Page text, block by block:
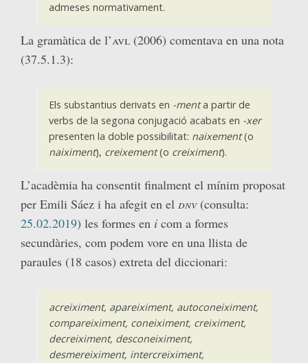
admeses normativament.
La gramàtica de l’avl (2006) comentava en una nota
(37.5.1.3):
Els substantius derivats en -menta partir de
verbs de la segona conjugació acabats en -xer
presenten la doble possibilitat: naixement(o
naiximent), creixement(o creiximent).
L’acadèmia ha consentit finalment el mínim proposat
per Emili Sáez i ha afegit en el dnv(consulta:
25.02.2019) les formes en i com a formes
secundàries, com podem vore en una llista de
paraules (18 casos) extreta del diccionari:
acreiximent, apareiximent, autoconeiximent,
compareiximent, coneiximent, creiximent,
decreiximent, desconeiximent,
desmereiximent, intercreiximent,